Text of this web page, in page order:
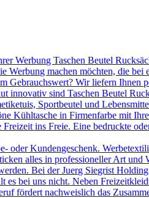
Werbung Taschen Beutel
machen möchten, die
Gebrauchswert? Wir liefern
innovativ sind Taschen Beutel
Sportbeutel und
Kühltasche in Firmenfarbe mit
ins Freie. Eine bedruckte
oder Kundengeschenk.
alles in professioneller Art und
Bei der Juerg Siegrist
es bei uns nicht. Neben
fördert nachweislich das